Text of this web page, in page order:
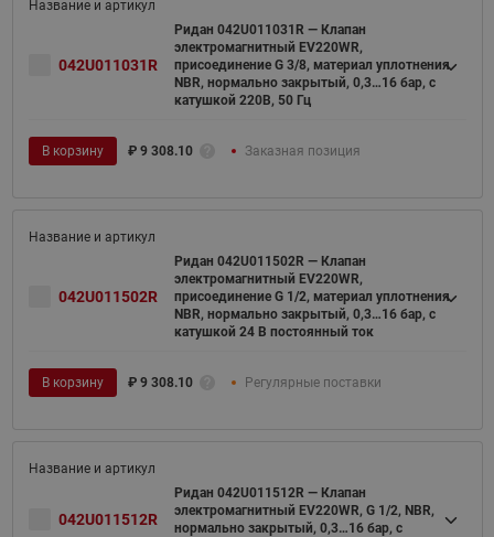
042U011031R
Ридан 042U011031R — Клапан
электромагнитный EV220WR,
присоединение G 3/8, материал уплотнения
NBR, нормально закрытый, 0,3…16 бар, с
катушкой 220В, 50 Гц
В корзину ₽ 9 308.10 Заказная позиция
042U011502R
Ридан 042U011502R — Клапан
электромагнитный EV220WR,
присоединение G 1/2, материал уплотнения
NBR, нормально закрытый, 0,3…16 бар, с
катушкой 24 В постоянный ток
В корзину ₽ 9 308.10 Регулярные поставки
042U011512R
Ридан 042U011512R — Клапан
электромагнитный EV220WR, G 1/2, NBR,
нормально закрытый, 0,3…16 бар, с